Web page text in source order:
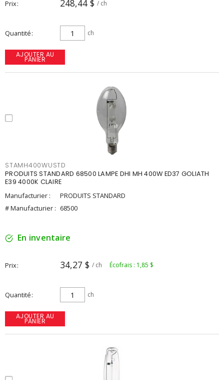
Prix 248,44 $ / ch
Quantité ch
AJOUTER AU
PANIER
STAMH400WUSTD
PRODUITS STANDARD 68500 LAMPE DHI MH 400W ED37 GOLIATH
E39 4000K CLAIRE
Manufacturier :
PRODUITS STANDARD
# Manufacturier : 68500
En inventaire
Prix 34,27 $ / ch Écofrais : 1,85 $
Quantité ch
AJOUTER AU
PANIER